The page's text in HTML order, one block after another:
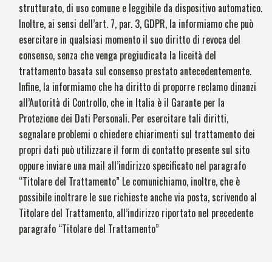
strutturato, di uso comune e leggibile da dispositivo automatico.
Inoltre, ai sensi dell’art. 7, par. 3, GDPR, la informiamo che può
esercitare in qualsiasi momento il suo diritto di revoca del
consenso, senza che venga pregiudicata la liceità del
trattamento basata sul consenso prestato antecedentemente.
Infine, la informiamo che ha diritto di proporre reclamo dinanzi
all’Autorità di Controllo, che in Italia è il Garante per la
Protezione dei Dati Personali. Per esercitare tali diritti,
segnalare problemi o chiedere chiarimenti sul trattamento dei
propri dati può utilizzare il form di contatto presente sul sito
oppure inviare una mail all’indirizzo specificato nel paragrafo
“Titolare del Trattamento” Le comunichiamo, inoltre, che è
possibile inoltrare le sue richieste anche via posta, scrivendo al
Titolare del Trattamento, all’indirizzo riportato nel precedente
paragrafo “Titolare del Trattamento”